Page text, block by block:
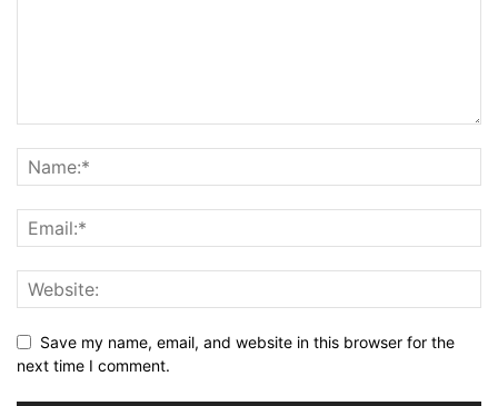
Save my name, email, and website in this browser for the
next time I comment.